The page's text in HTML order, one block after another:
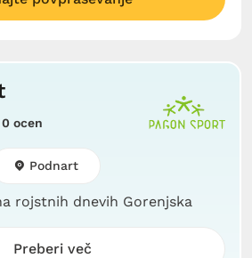
0 ocen
rojstnih dnevih Gorenjska
Podnart
Preberi več